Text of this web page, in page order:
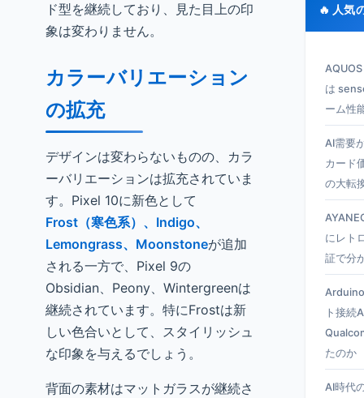
ド型を継続しており、見た目上の印
象は変わりません。
カラーバリエーション
の拡充
デザインは変わらないものの、カラ
ーバリエーションは拡充されていま
す。Pixel 10に新色として
Frost（寒色系）、Indigo、
Lemongrass、Moonstoneが追加
される一方で、Pixel 9の
Obsidian、Peony、Wintergreenは
継続されています。特にFrostは新
しい色合いとして、スタイリッシュ
な印象を与えるでしょう。
背面の素材はマットガラスが継続さ
🔥 人気
は
ーム性
AI需要
カード
の大転
にレト
証で分
ト接続
たのか
AI時代